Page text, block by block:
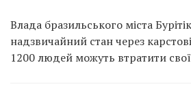
Влада бразильського міста
надзвичайний стан через
1200 людей можуть втратити